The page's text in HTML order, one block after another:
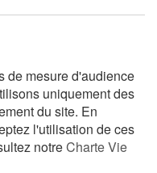
de mesure d'audience
uniquement des
du site. En
l'utilisation de ces
notreCharte Vie